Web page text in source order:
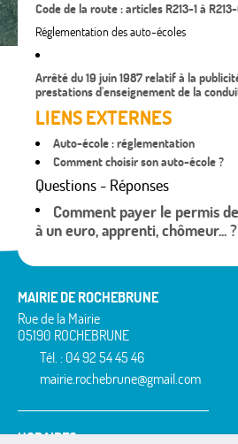
Code de la route : articles R213-1 à
Réglementation des auto-écoles
Arrêté du 19 juin 1987 relatif à la
prestations d'enseignement de la
LIENS EXTERNES
Auto-école : réglementation
Comment choisir son auto-école ?
Questions - Réponses
Comment payer le permis
à un euro, apprenti, chômeur... ?
MAIRIE DE ROCHEBRUNE
Rue de la Mairie
05190 ROCHEBRUNE
Tél. : 04 92 54 45 46
mairie.rochebrune@gmail.com
HORAIRES